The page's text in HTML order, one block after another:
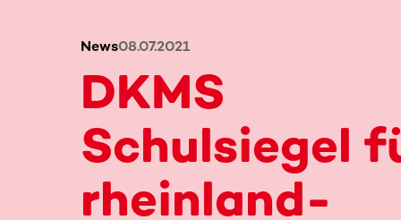
News08.07.2021
DKMS
Schulsiegel
rheinland-